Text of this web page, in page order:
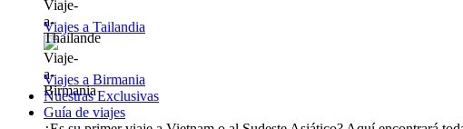
Viajes a Tailandia
Viajes a Birmania
Nuestras Exclusivas
Guía de viajes